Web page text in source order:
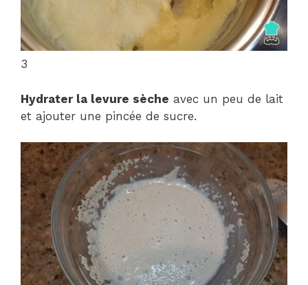
3
Hydrater la levure sèche avec un peu de lait
et ajouter une pincée de sucre.